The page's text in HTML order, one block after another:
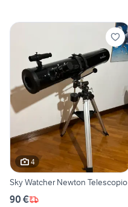
4
Sky Watcher Newton Telescopio
90 €